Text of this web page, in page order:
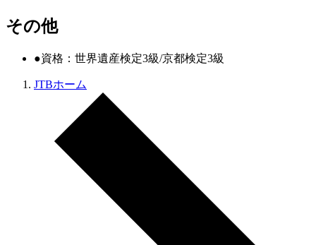
その他
●資格：世界遺産検定3級/京都検定3級
JTBホーム